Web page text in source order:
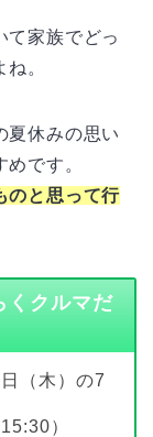
て家族でどっ
。
夏休みの思い
です。
のと思って行
くクルマだ
（木）の7
）